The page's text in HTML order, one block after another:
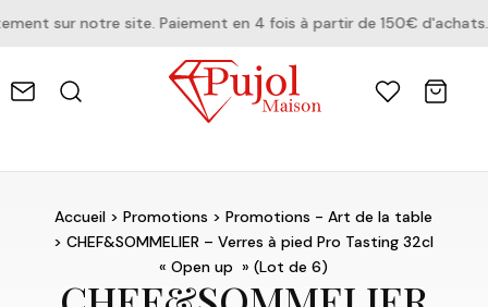
sur notre site. Paiement en 4 fois à partir de 150€ d'achats.
Accueil >Promotions >Promotions - Art de la table
> CHEF&SOMMELIER – Verres à pied Pro Tasting 32cl
« Open up » (Lot de 6)